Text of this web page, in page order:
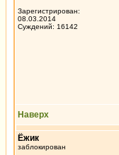
Зарегистрирован:
08.03.2014
Суждений: 16142
Наверх
Ёжик
заблокирован